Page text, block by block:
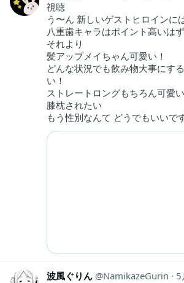
視聴
う〜ん 新しいゲストヒロインに
八重歯キャラはポイント高いは
それより
髪アップメイちゃん可愛い！
どんな状況でも飲み物大事にす
い！
ストレートロングもちろん可愛い
膝枕されたい
もう性別なんて どうでもいいで
波風ぐりん NamikazeGurin
5